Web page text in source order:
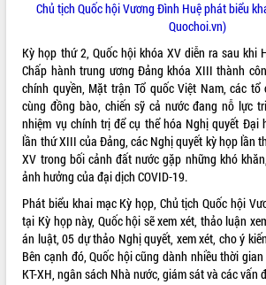
Lễ truy điệu và an táng hài cốt liệt sĩ
Bàn giải pháp tháo gỡ khó khăn trong
xuất khẩu sầu riêng và triển khai quy
định EUDR
Thứ trưởng Bộ Nông nghiệp và Môi
trường Nguyễn Hoàng Hiệp khảo sát
vùng trồng và doanh nghiệp đóng gói
sầu riêng tại Đắk Lắk
Trình diễn nghệ thuật chế biến các
món ăn từ sầu riêng
Đắk Lắk công bố Quy hoạch và xúc
tiến đầu tư tỉnh
Ngành cá ngừ Đắk Lắk chủ động thích
ứng để giữ vững thị trường xuất khẩu
Tất cả: 66031560
Chủ tịch Quốc hội Vương Đình Huệ phát biểu
Quochoi.vn)
Kỳ họp thứ 2, Quốc hội khóa XV diễn ra sau khi
Chấp hành trung ương Đảng khóa XIII thành
chính quyền, Mặt trận Tổ quốc Việt Nam, các
cùng đồng bào, chiến sỹ cả nước đang nỗ lực
nhiệm vụ chính trị để cụ thể hóa Nghị quyết Đại
lần thứ XIII của Đảng, các Nghị quyết kỳ họp lần
XV trong bối cảnh đất nước gặp những khó
ảnh hưởng của đại dịch COVID-19.
Phát biểu khai mạc Kỳ họp, Chủ tịch Quốc hội
tại Kỳ họp này, Quốc hội sẽ xem xét, thảo luận
án luật, 05 dự thảo Nghị quyết, xem xét, cho ý
Bên cạnh đó, Quốc hội cũng dành nhiều thời
KT-XH, ngân sách Nhà nước, giám sát và các vấn